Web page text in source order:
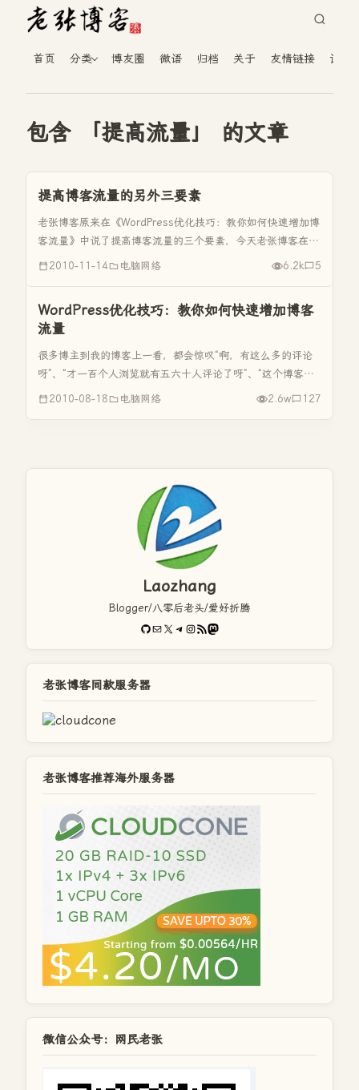
首页 分类 博友圈 微语 归档 关于 友情链接 读者
包含 「提高流量」 的文章
提高博客流量的另外三要素
老张博客原来在《WordPress优化技巧：教你如何快速增加博
客流量》中说了提高博客流量的三个要素，今天老张博客在这
里再来谈谈怎么样提高个人博客的流量。 一、博客文章内容
2010-11-14 电脑网络 6.2k 5
WordPress优化技巧：教你如何快速增加博客
流量
很多博主到我的博客上一看，都会惊叹“啊，有这么多的评论
呀”、“才一百个人浏览就有五六十人评论了呀”、“这个博客人
气好高呀”、“这个博客的流量好大呀”。在这里我首先要感谢大
2010-08-18 电脑网络 2.6w 127
Laozhang
Blogger/八零后老头/爱好折腾
GitHub
电子邮件X Telegram
Instagram
RSS FeedMastodon
老张博客同款服务器
老张博客推荐海外服务器
微信公众号：网民老张